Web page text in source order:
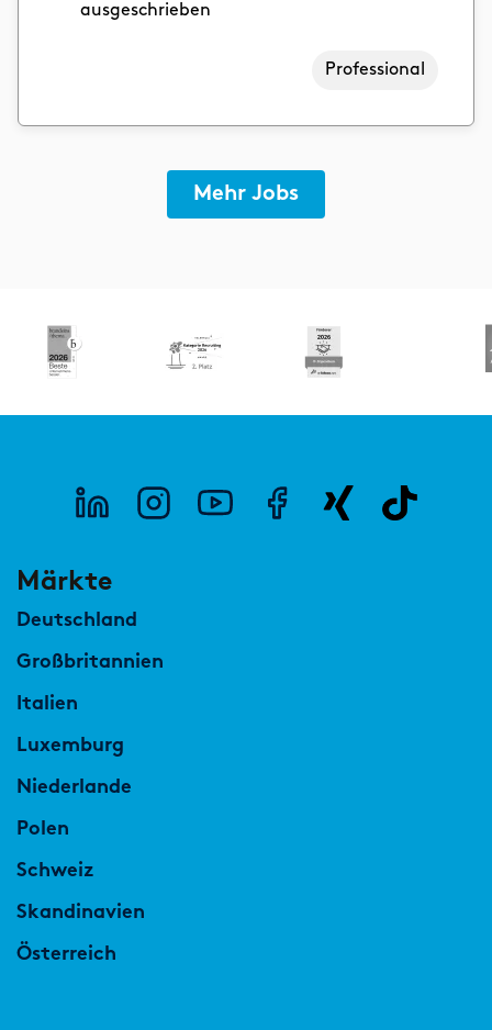
ausgeschrieben
Professional
Mehr Jobs
Märkte
Deutschland
Großbritannien
Italien
Luxemburg
Niederlande
Polen
Schweiz
Skandinavien
Österreich